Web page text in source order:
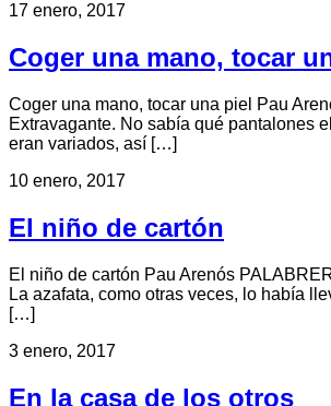
17 enero, 2017
Coger una mano, tocar
Coger una mano, tocar una piel Pau
Extravagante. No sabía qué pantalones
eran variados, así […]
10 enero, 2017
El niño de cartón
El niño de cartón Pau Arenós
La azafata, como otras veces, lo había
[…]
3 enero, 2017
En la casa de los otros